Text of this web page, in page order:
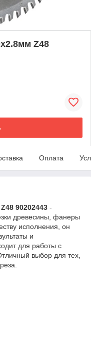
Z48
Оплата
90202443 -
древесины, фанеры
исполнения, он
и
для работы с
выбор для тех,